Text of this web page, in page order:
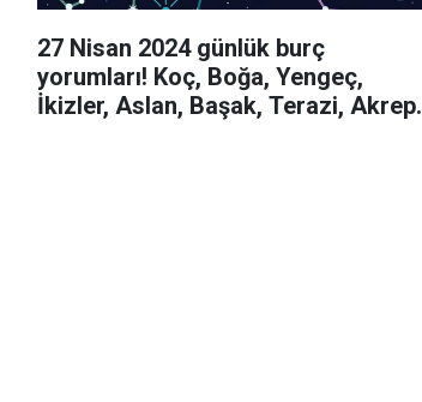
27 Nisan 2024 günlük burç
yorumları! Koç, Boğa, Yengeç,
İkizler, Aslan, Başak, Terazi, Akrep,